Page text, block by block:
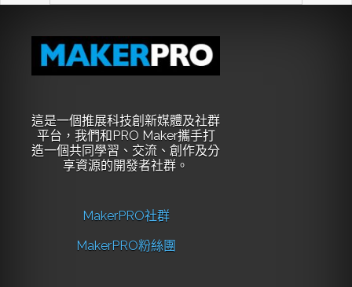
這是一個推展科技創新媒體及社群
平台，我們和PRO Maker攜手打
造一個共同學習、交流、創作及分
享資源的開發者社群。
MakerPRO社群
MakerPRO粉絲團